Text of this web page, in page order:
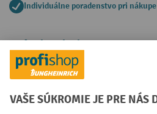
Individuálne poradenstvo pri nákupe
Spôsoby platby
Creditcard (Master)Creditcard (Visa)
Faktúra Predplatba